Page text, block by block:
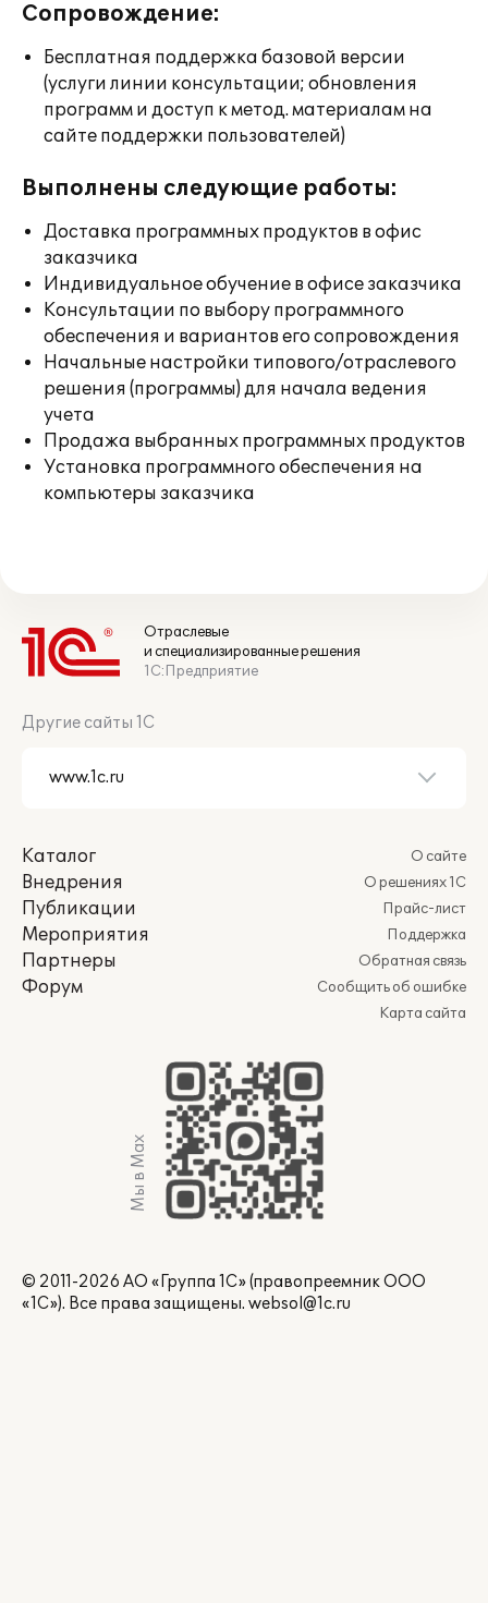
Сопровождение:
Бесплатная поддержка базовой версии
(услуги линии консультации; обновления
программ и доступ к метод. материалам на
сайте поддержки пользователей)
Выполнены следующие работы:
Доставка программных продуктов в офис
заказчика
Индивидуальное обучение в офисе заказчика
Консультации по выбору программного
обеспечения и вариантов его сопровождения
Начальные настройки типового/отраслевого
решения (программы) для начала ведения
учета
Продажа выбранных программных продуктов
Установка программного обеспечения на
компьютеры заказчика
Отраслевые
и специализированные решения
1С:Предприятие
Другие сайты 1С
Каталог
Внедрения
Публикации
Мероприятия
Партнеры
Форум
О сайте
О решениях 1С
Прайс-лист
Поддержка
Обратная связь
Сообщить об ошибке
Карта сайта
Мы в Max
© 2011-2026 АО «Группа 1С» (правопреемник ООО
«1С»). Все права защищены. websol@1c.ru